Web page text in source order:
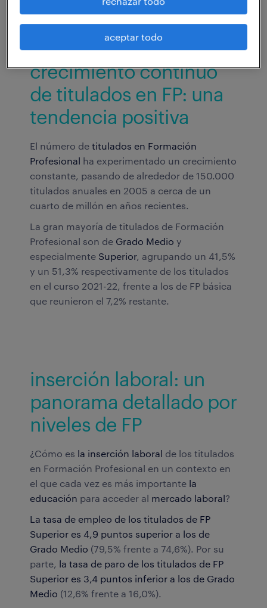
crecimiento continuo
de titulados en FP: una
tendencia positiva
El número de titulados en Formación
Profesional ha experimentado un crecimiento
constante, pasando de alrededor de 150.000
titulados anuales en 2005 a cerca de un
cuarto de millón en años recientes.
La gran mayoría de titulados de Formación
Profesional son de Grado Medio y
especialmente Superior, agrupando un 41,5%
y un 51,3% respectivamente de los titulados
en el curso 2021-22, frente a los de FP básica
que reunieron el 7,2% restante.
inserción laboral: un
panorama detallado por
niveles de FP
¿Cómo es la inserción laboral de los titulados
en Formación Profesional en un contexto en
el que cada vez es más importante la
educación para acceder al mercado laboral?
La tasa de empleo de los titulados de FP
Superior es 4,9 puntos superior a los de
Grado Medio (79,5% frente a 74,6%). Por su
parte, la tasa de paro de los titulados de FP
Superior es 3,4 puntos inferior a los de Grado
Medio (12,6% frente a 16,0%).
aceptar todo